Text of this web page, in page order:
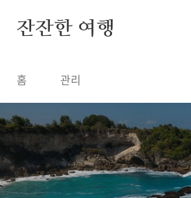
잔잔한 여행
홈 관리